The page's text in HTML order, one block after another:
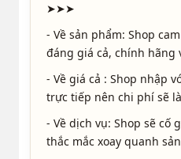
➤➤➤
- Về sản phẩm: Shop
đáng giá cả, chính hãng
- Về giá cả : Shop nhập
trực tiếp nên chi phí sẽ là
- Về dịch vụ: Shop sẽ cố
thắc mắc xoay quanh